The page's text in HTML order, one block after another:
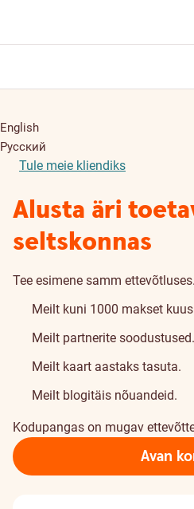
English
Русский
Tule meie kliendiks
Alusta äri
seltskonnas
Tee esimene samm
Meilt kuni 1000 makset
Meilt partnerite soodustused.
Meilt kaart aastaks tasuta.
Meilt blogitäis nõuandeid.
Kodupangas on mugav
Avan